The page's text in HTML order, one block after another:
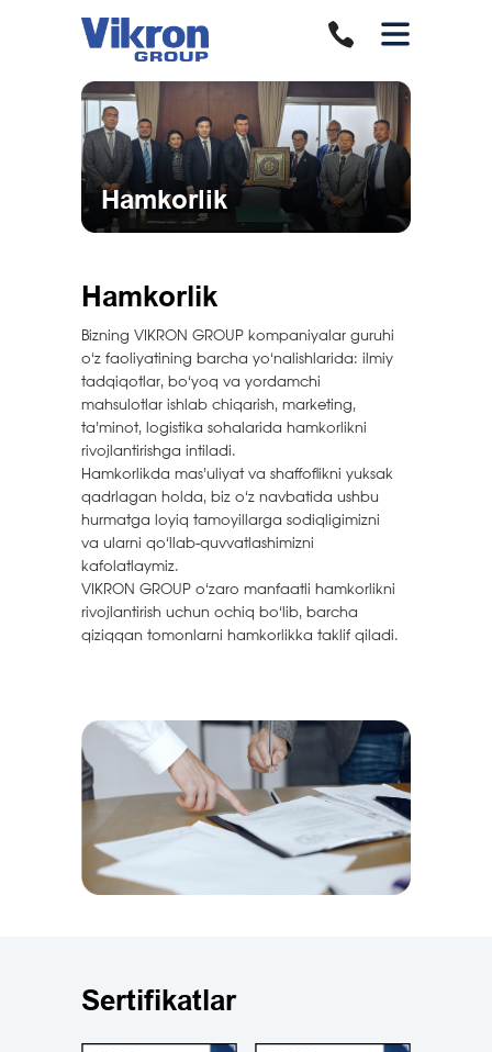
Hamkorlik
Bizning VIKRON GROUP kompaniyalar guruhi
o‘z faoliyatining barcha yo‘nalishlarida: ilmiy
tadqiqotlar, bo‘yoq va yordamchi
mahsulotlar ishlab chiqarish, marketing,
ta’minot, logistika sohalarida hamkorlikni
rivojlantirishga intiladi.
Hamkorlikda mas’uliyat va shaffoflikni yuksak
qadrlagan holda, biz o‘z navbatida ushbu
hurmatga loyiq tamoyillarga sodiqligimizni
va ularni qo‘llab-quvvatlashimizni
kafolatlaymiz.
VIKRON GROUP o‘zaro manfaatli hamkorlikni
rivojlantirish uchun ochiq bo‘lib, barcha
qiziqqan tomonlarni hamkorlikka taklif qiladi.
Hamkorlik
Sertifikatlar